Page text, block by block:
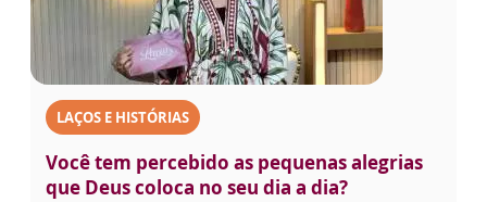
LAÇOS E HISTÓRIAS
Você tem percebido as pequenas alegrias
que Deus coloca no seu dia a dia?